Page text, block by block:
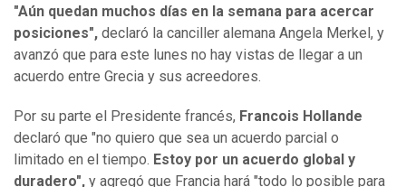
"Aún quedan muchos días en la semana para acercar
posiciones", declaró la canciller alemana Angela Merkel, y
avanzó que para este lunes no hay vistas de llegar a un
acuerdo entre Grecia y sus acreedores.
Por su parte el Presidente francés, Francois Hollande
declaró que "no quiero que sea un acuerdo parcial o
limitado en el tiempo. Estoy por un acuerdo global y
duradero", y agregó que Francia hará "todo lo posible para